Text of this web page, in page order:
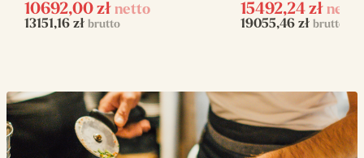
Napięcie zasilania
Głowica Podnoszona
Wysoka hydracja Tak
10692,00 zł netto
13151,16 zł brutto
15492,24 zł netto
19055,46 zł brutto